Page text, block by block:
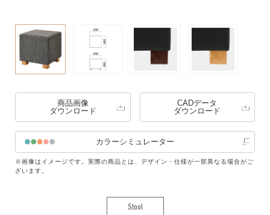
商品画像
ダウンロード
CADデータ
ダウンロード
カラーシミュレーター
※画像はイメージです。実際の商品とは、デザイン・仕様が一部異なる場合がご
ざいます。
Stool